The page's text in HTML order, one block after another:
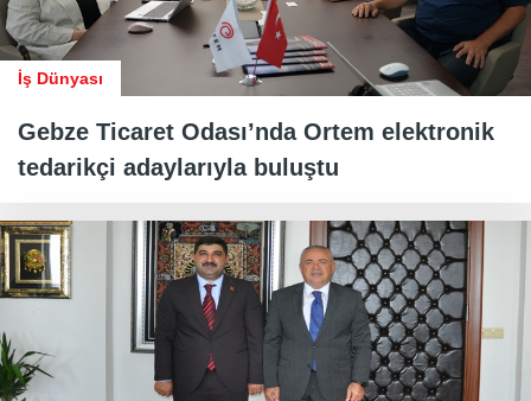
İş Dünyası
Gebze Ticaret Odası’nda Ortem elektronik
tedarikçi adaylarıyla buluştu